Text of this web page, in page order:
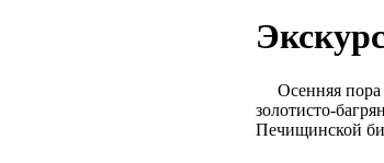
Осенняя пора
золотисто-
Печищинской